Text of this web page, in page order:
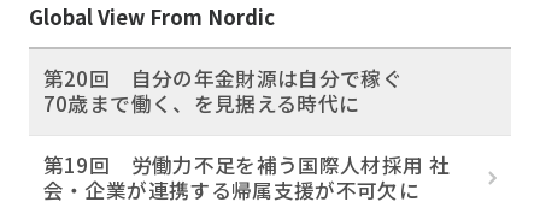
Global View From Nordic
第20回 自分の年金財源は自分で稼ぐ
70歳まで働く、を見据える時代に
第19回 労働力不足を補う国際人材採用 社
会・企業が連携する帰属支援が不可欠に